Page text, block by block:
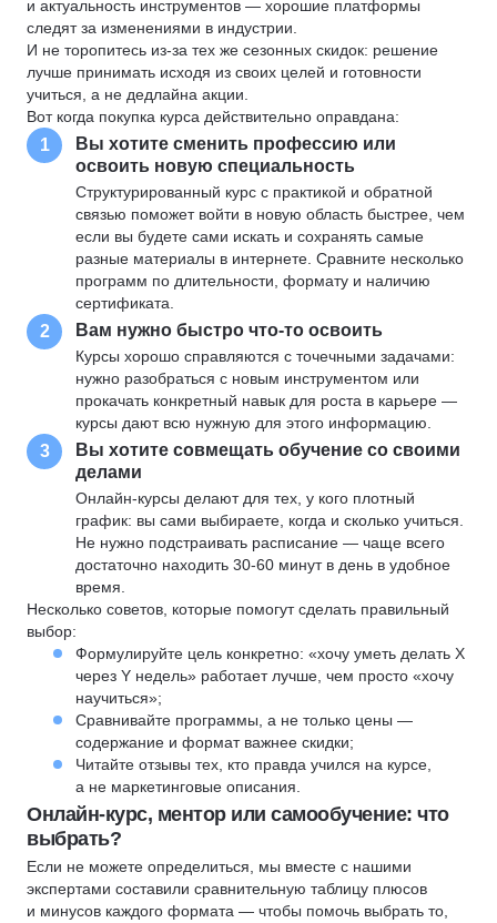
и актуальность инструментов — хорошие платформы
следят за изменениями в индустрии.
И не торопитесь из-за тех же сезонных скидок: решение
лучше принимать исходя из своих целей и готовности
учиться, а не дедлайна акции.
Вот когда покупка курса действительно оправдана:
1
Вы хотите сменить профессию или
освоить новую специальность
Структурированный курс с практикой и обратной
связью поможет войти в новую область быстрее, чем
если вы будете сами искать и сохранять самые
разные материалы в интернете. Сравните несколько
программ по длительности, формату и наличию
сертификата.
2 Вам нужно быстро что-то освоить
Курсы хорошо справляются с точечными задачами:
нужно разобраться с новым инструментом или
прокачать конкретный навык для роста в карьере —
курсы дают всю нужную для этого информацию.
3
Вы хотите совмещать обучение со своими
делами
Онлайн-курсы делают для тех, у кого плотный
график: вы сами выбираете, когда и сколько учиться.
Не нужно подстраивать расписание — чаще всего
достаточно находить 30-60 минут в день в удобное
время.
Несколько советов, которые помогут сделать правильный
выбор:
Формулируйте цель конкретно: «хочу уметь делать X
через Y недель» работает лучше, чем просто «хочу
научиться»;
Сравнивайте программы, а не только цены —
содержание и формат важнее скидки;
Читайте отзывы тех, кто правда учился на курсе,
а не маркетинговые описания.
Онлайн-курс, ментор или самообучение: что
выбрать?
Если не можете определиться, мы вместе с нашими
экспертами составили сравнительную таблицу плюсов
и минусов каждого формата — чтобы помочь выбрать то,